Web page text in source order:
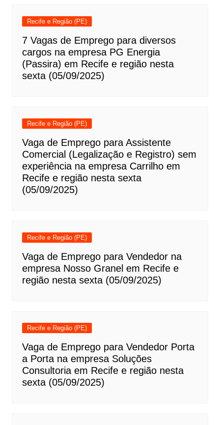
Recife e Região (PE)
7 Vagas de Emprego para diversos
cargos na empresa PG Energia
(Passira) em Recife e região nesta
sexta (05/09/2025)
Recife e Região (PE)
Vaga de Emprego para Assistente
Comercial (Legalização e Registro) sem
experiência na empresa Carrilho em
Recife e região nesta sexta
(05/09/2025)
Recife e Região (PE)
Vaga de Emprego para Vendedor na
empresa Nosso Granel em Recife e
região nesta sexta (05/09/2025)
Recife e Região (PE)
Vaga de Emprego para Vendedor Porta
a Porta na empresa Soluções
Consultoria em Recife e região nesta
sexta (05/09/2025)